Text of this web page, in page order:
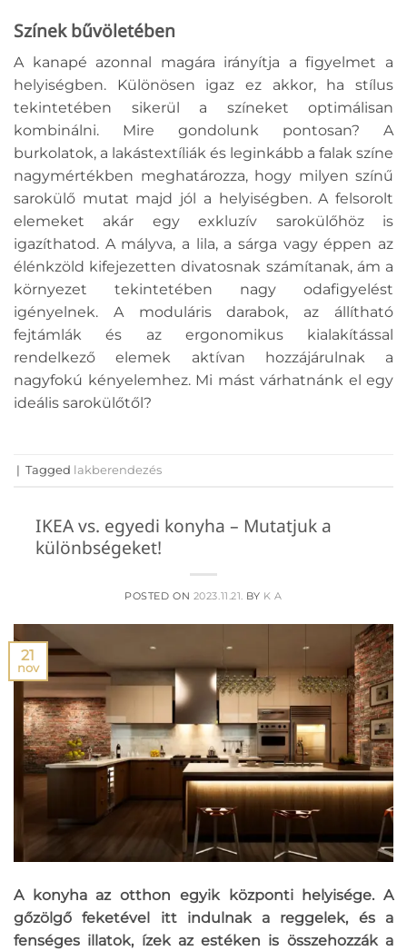
Színek bűvöletében
A kanapé azonnal magára irányítja a figyelmet a
helyiségben. Különösen igaz ez akkor, ha stílus
tekintetében sikerül a színeket optimálisan
kombinálni. Mire gondolunk pontosan? A
burkolatok, a lakástextíliák és leginkább a falak színe
nagymértékben meghatározza, hogy milyen színű
sarokülő mutat majd jól a helyiségben. A felsorolt
elemeket akár egy exkluzív sarokülőhöz is
igazíthatod. A mályva, a lila, a sárga vagy éppen az
élénkzöld kifejezetten divatosnak számítanak, ám a
környezet tekintetében nagy odafigyelést
igényelnek. A moduláris darabok, az állítható
fejtámlák és az ergonomikus kialakítással
rendelkező elemek aktívan hozzájárulnak a
nagyfokú kényelemhez. Mi mást várhatnánk el egy
ideális sarokülőtől?
| Tagged lakberendezés
IKEA vs. egyedi konyha – Mutatjuk a
különbségeket!
POSTED ON 2023.11.21. BY K A
21
nov
A konyha az otthon egyik központi helyisége. A
gőzölgő feketével itt indulnak a reggelek, és a
fenséges illatok, ízek az estéken is összehozzák a